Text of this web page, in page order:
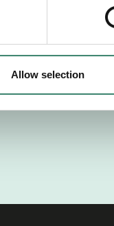
Allow selection